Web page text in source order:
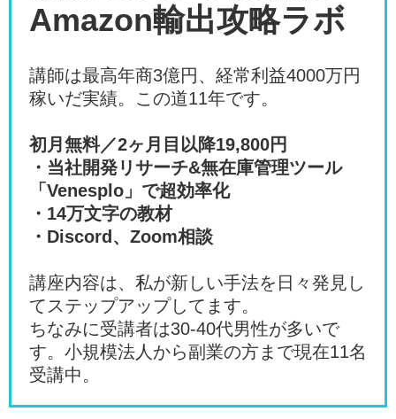
Amazon輸出攻略ラボ
講師は最高年商3億円、経常利益4000万円
稼いだ実績。この道11年です。
初月無料／2ヶ月目以降19,800円
・当社開発リサーチ&無在庫管理ツール
「Venesplo」で超効率化
・14万文字の教材
・Discord、Zoom相談
講座内容は、私が新しい手法を日々発見し
てステップアップしてます。
ちなみに受講者は30-40代男性が多いで
す。小規模法人から副業の方まで現在11名
受講中。